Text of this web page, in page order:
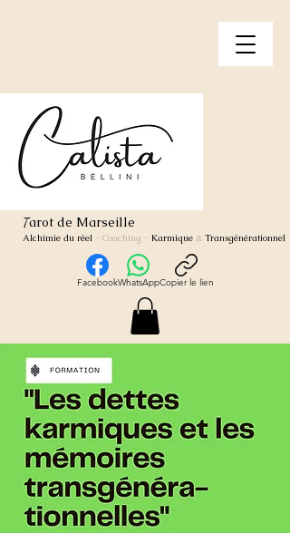
Tarot de Marseille
Alchimie du réel - Coaching - Karmique & Transgénérationnel
FacebookWhatsAppCopier le lien